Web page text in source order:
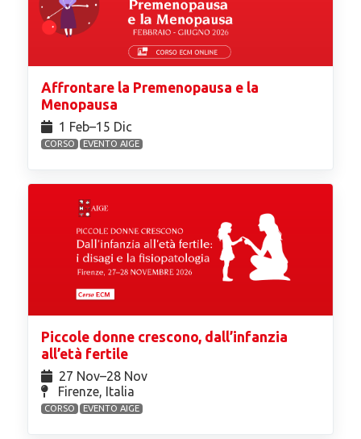
Affrontare la Premenopausa e la
Menopausa
1 Feb⁠–15 Dic
CORSO EVENTO AIGE
Piccole donne crescono, dall’infanzia
all’età fertile
27 Nov⁠–28 Nov
Firenze, Italia
CORSO EVENTO AIGE